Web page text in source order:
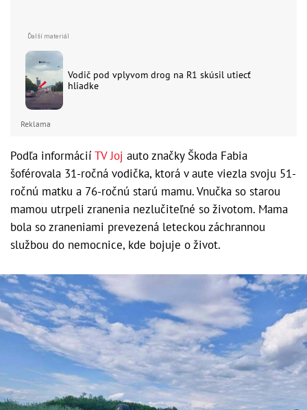
Vodič pod vplyvom drog na R1 skúsil utiecť
hliadke
Reklama
Podľa informácií TV Joj auto značky Škoda Fabia
šoférovala 31-ročná vodička, ktorá v aute viezla svoju 51-
ročnú matku a 76-ročnú starú mamu. Vnučka so starou
mamou utrpeli zranenia nezlučiteľné so životom. Mama
bola so zraneniami prevezená leteckou záchrannou
službou do nemocnice, kde bojuje o život.